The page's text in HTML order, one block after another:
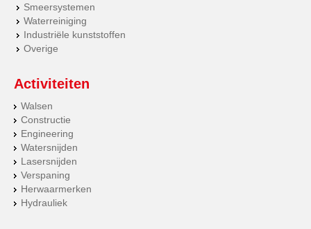
Smeersystemen
Waterreiniging
Industriële kunststoffen
Overige
Activiteiten
Walsen
Constructie
Engineering
Watersnijden
Lasersnijden
Verspaning
Herwaarmerken
Hydrauliek